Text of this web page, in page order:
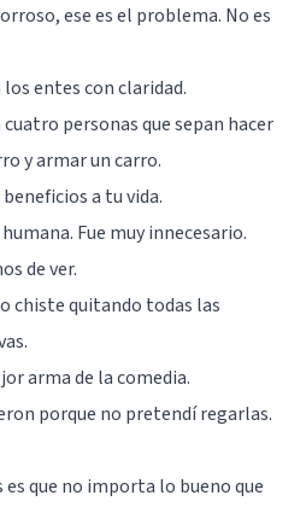
ese es el problema. No es
entes con claridad.
personas que sepan hacer
y armar un carro.
a tu vida.
Fue muy innecesario.
de ver.
chiste quitando todas las
arma de la comedia.
porque no pretendí regarlas.
que no importa lo bueno que